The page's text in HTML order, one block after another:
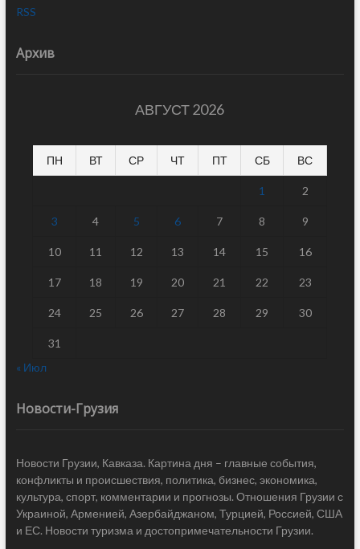
RSS
Архив
АВГУСТ 2026
ПН ВТ СР ЧТ ПТ СБ ВС
1 2
3 4 5 6 7 8 9
10 11 12 13 14 15 16
17 18 19 20 21 22 23
24 25 26 27 28 29 30
31
« Июл
Новости-Грузия
Новости Грузии, Кавказа. Картина дня – главные события,
конфликты и происшествия, политика, бизнес, экономика,
культура, спорт, комментарии и прогнозы. Отношения Грузии с
Украиной, Арменией, Азербайджаном, Турцией, Россией, США
и ЕС. Новости туризма и достопримечательности Грузии.